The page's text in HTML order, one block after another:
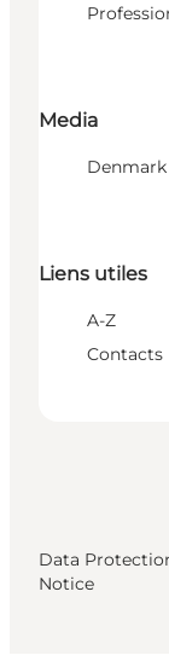
Media
Liens utiles
A-Z
Contacts
Data
Notice